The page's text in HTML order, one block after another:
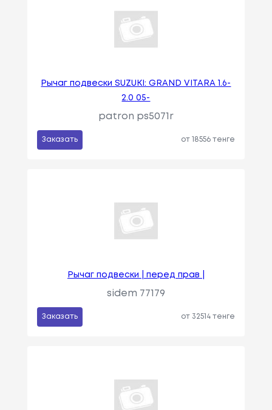
Рычаг подвески SUZUKI: GRAND VITARA 1.6-
2.0 05-
patron ps5071r
Заказать от 18556 тенге
Рычаг подвески | перед прав |
sidem 77179
Заказать от 32514 тенге